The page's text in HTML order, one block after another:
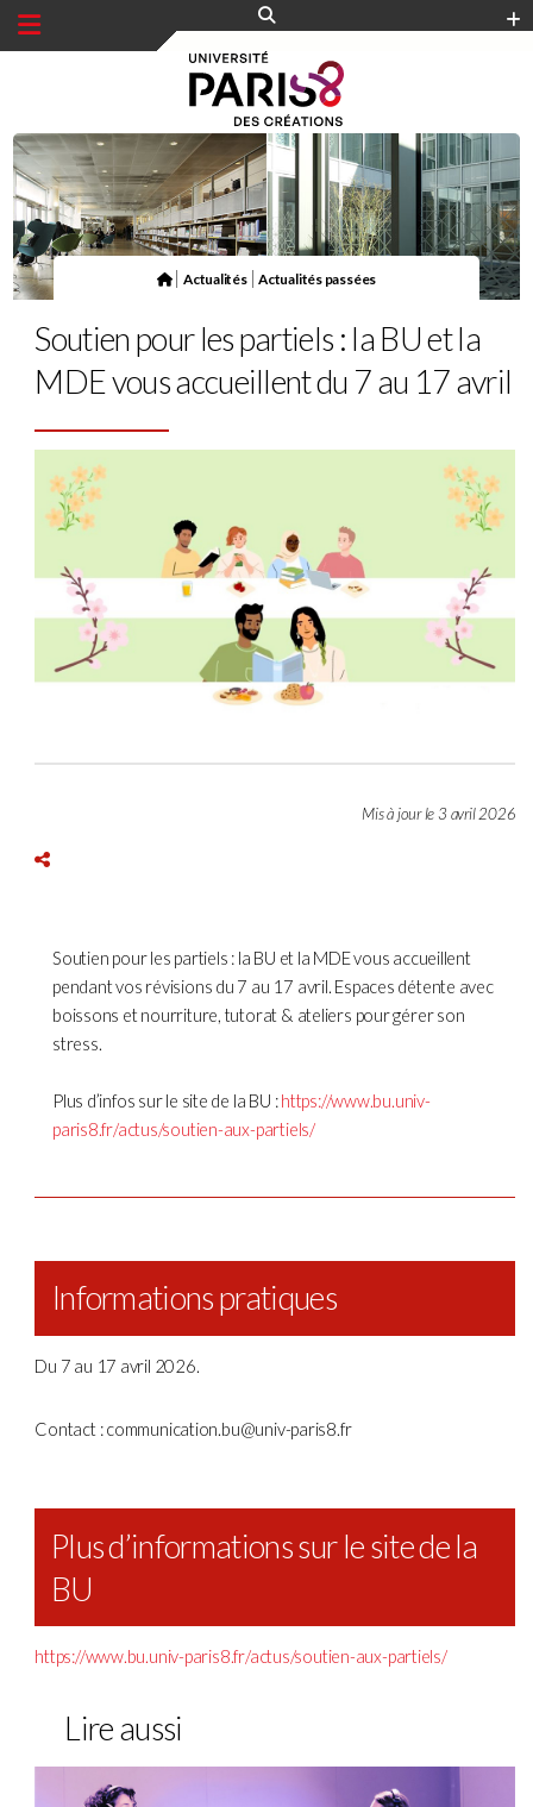
Actualités |Actualités passées
Soutien pour les partiels : la BU et la
MDE vous accueillent du 7 au 17 avril
Mis à jour le 3 avril 2026
Soutien pour les partiels : la BU et la MDE vous accueillent
pendant vos révisions du 7 au 17 avril. Espaces détente avec
boissons et nourriture, tutorat & ateliers pour gérer son
stress.
Plus d’infos sur le site de la BU :https://www.bu.univ-
paris8.fr/actus/soutien-aux-partiels/
Informations pratiques
Du 7 au 17 avril 2026.
Contact : communication.bu@univ-paris8.fr
Plus d’informations sur le site de la
BU
https://www.bu.univ-paris8.fr/actus/soutien-aux-partiels/
Lire aussi
Panneau de gestion des cookies